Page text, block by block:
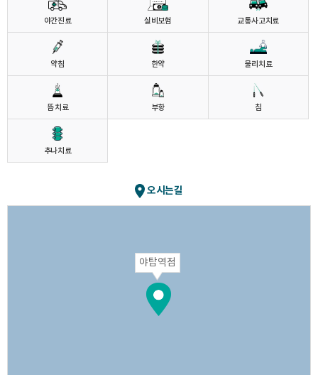
야간진료 실비보험 교통사고치료
약침 한약 물리치료
뜸 치료 부항 침
추나치료
오시는길
야탑역점